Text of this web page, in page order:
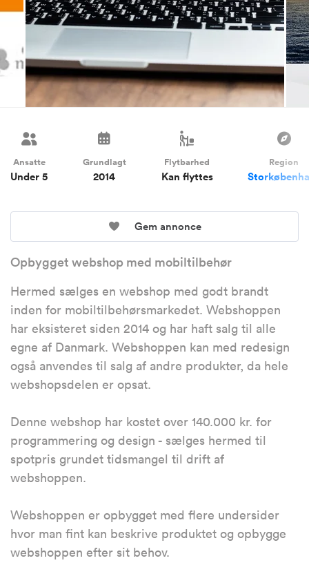
Ansatte
Under 5
Grundlagt
2014
Flytbarhed
Kan flyttes
Region
Gem annonce
Opbygget webshop med mobiltilbehør
Hermed sælges en webshop med godt brandt
inden for mobiltilbehørsmarkedet. Webshoppen
har eksisteret siden 2014 og har haft salg til alle
egne af Danmark. Webshoppen kan med redesign
også anvendes til salg af andre produkter, da hele
webshopsdelen er opsat.
Denne webshop har kostet over 140.000 kr. for
programmering og design - sælges hermed til
spotpris grundet tidsmangel til drift af
webshoppen.
Webshoppen er opbygget med flere undersider
hvor man fint kan beskrive produktet og opbygge
webshoppen efter sit behov.